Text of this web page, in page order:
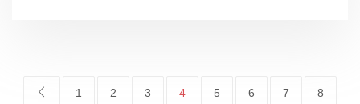
1 2 3 4 5 6 7 8